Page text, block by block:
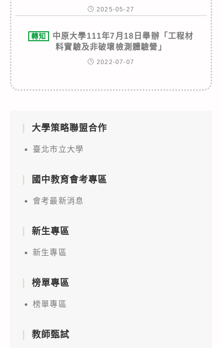
2025-05-27
轉知
中原大學111年7月18日舉辦「工程材
料實驗及非破壞檢測體驗營」
2022-07-07
大學策略聯盟合作
臺北市立大學
國中教育會考專區
會考最新消息
新生專區
新生專區
榜單專區
榜單專區
教師甄試